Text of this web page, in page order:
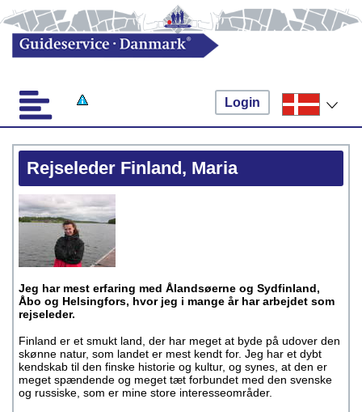
Login
Rejseleder Finland, Maria
Jeg har mest erfaring med Ålandsøerne og Sydfinland,
Åbo og Helsingfors, hvor jeg i mange år har arbejdet som
rejseleder.
Finland er et smukt land, der har meget at byde på udover den
skønne natur, som landet er mest kendt for. Jeg har et dybt
kendskab til den finske historie og kultur, og synes, at den er
meget spændende og meget tæt forbundet med den svenske
og russiske, som er mine store interesseområder.